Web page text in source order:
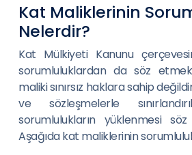
Kat Maliklerinin
Nelerdir?
Kat Mülkiyeti Kanunu
sorumluluklardan da söz
maliki sınırsız haklara sahip
ve sözleşmelerle
sorumlulukların yüklenmesi
Aşağıda kat maliklerinin